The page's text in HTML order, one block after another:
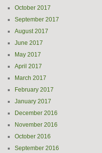
October 2017
September 2017
August 2017
June 2017
May 2017
April 2017
March 2017
February 2017
January 2017
December 2016
November 2016
October 2016
September 2016